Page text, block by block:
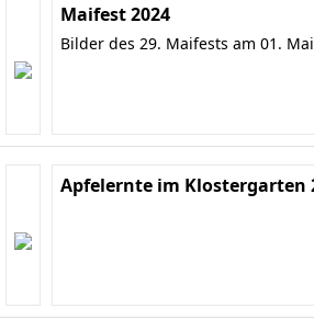
Maifest 2024
Bilder des 29. Maifests am 01.
Apfelernte im Klostergarten